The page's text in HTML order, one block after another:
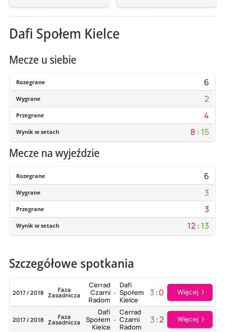
Dafi Społem Kielce
Mecze u siebie
Rozegrane 6
Wygrane 2
Przegrane 4
Wynik w setach 8 : 15
Mecze na wyjeździe
Rozegrane 6
Wygrane 3
Przegrane 3
Wynik w setach 12: 13
Szczegółowe spotkania
2017 / 2018 Faza
Zasadnicza
Cerrad
Czarni
Radom
-
Dafi
Społem
Kielce
3:0 Więcej
2017 / 2018 Faza
Zasadnicza
Dafi
Społem
Kielce
-
Cerrad
Czarni
Radom
3:2 Więcej